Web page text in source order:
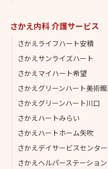
さかえ内科 介護サービス
さかえライフハート安積
さかえサンライズハート
さかえマイハート希望
さかえグリーンハート美術館
さかえグリーンハート川口
さかえハートみらい
さかえハートホーム矢吹
さかえデイサービスセンター
さかえヘルパーステーション